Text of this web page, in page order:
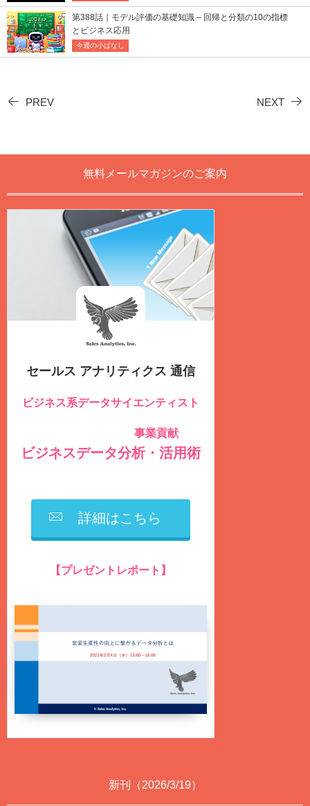
第388話｜モデル評価の基礎知識 – 回帰と分類の10の指標
とビジネス応用
今週の小ばなし
PREV NEXT
無料メールマガジンのご案内
セールス アナリティクス 通信
ビジネス系データサイエンティスト
事業貢献
ビジネスデータ分析・活用術
詳細はこちら
【プレゼントレポート】
新刊（2026/3/19）